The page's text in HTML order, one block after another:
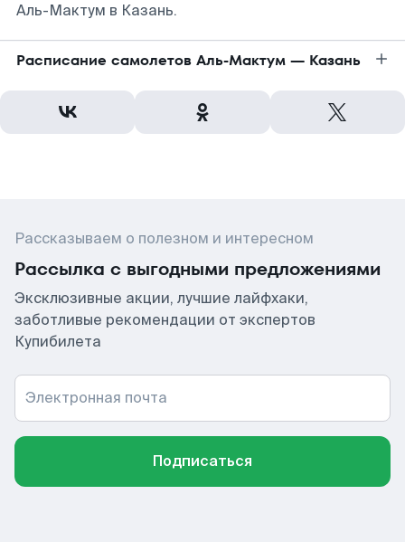
Аль-Мактум в Казань.
Расписание самолетов Аль-Мактум — Казань
Рассказываем о полезном и интересном
Рассылка с выгодными предложениями
Эксклюзивные акции, лучшие лайфхаки,
заботливые рекомендации от экспертов
Купибилета
Электронная почта
Подписаться